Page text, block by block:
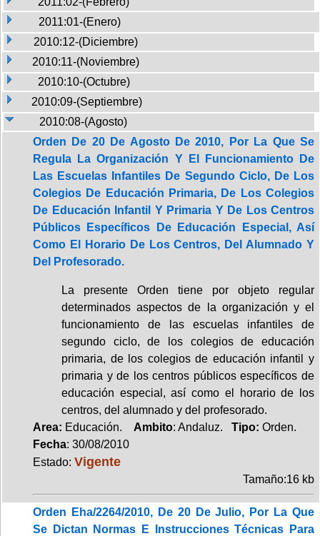
2011:01-(Enero)
2010:12-(Diciembre)
2010:11-(Noviembre)
2010:10-(Octubre)
2010:09-(Septiembre)
2010:08-(Agosto)
Orden De 20 De Agosto De 2010, Por La Que Se
Regula La Organización Y El Funcionamiento De
Las Escuelas Infantiles De Segundo Ciclo, De Los
Colegios De Educación Primaria, De Los Colegios
De Educación Infantil Y Primaria Y De Los Centros
Públicos Específicos De Educación Especial, Así
Como El Horario De Los Centros, Del Alumnado Y
Del Profesorado.
La presente Orden tiene por objeto regular
determinados aspectos de la organización y el
funcionamiento de las escuelas infantiles de
segundo ciclo, de los colegios de educación
primaria, de los colegios de educación infantil y
primaria y de los centros públicos específicos de
educación especial, así como el horario de los
centros, del alumnado y del profesorado.
Area: Educación. Ambito: Andaluz. Tipo: Orden.
Fecha: 30/08/2010
Estado: Vigente
Tamaño:16 kb
Orden Eha/2264/2010, De 20 De Julio, Por La Que
Se Dictan Normas E Instrucciones Técnicas Para